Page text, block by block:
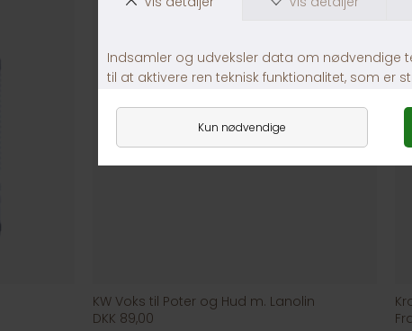
KW Voks til Poter og Hud m. Lanolin
DKK 89,00